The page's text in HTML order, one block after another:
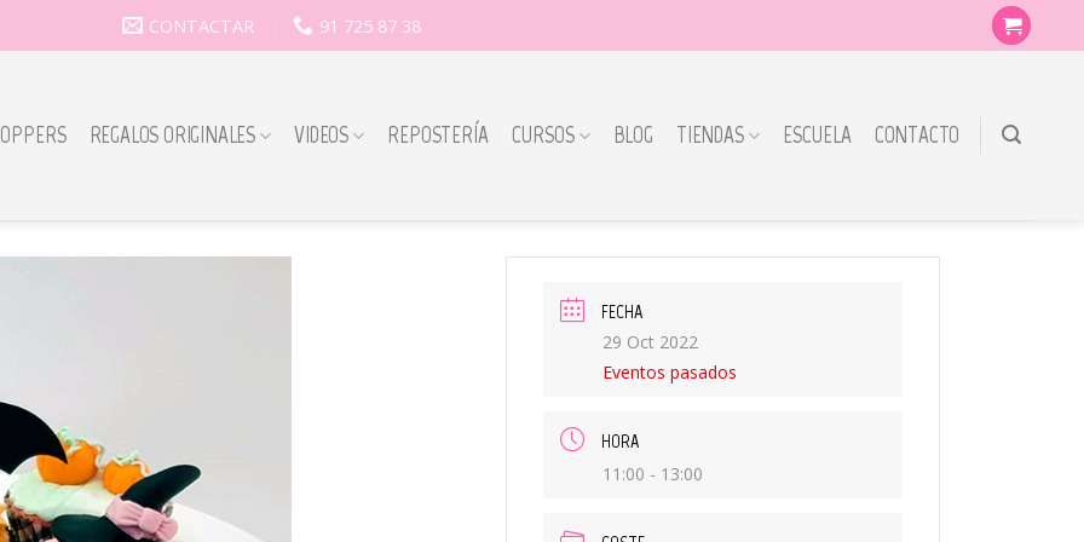
CONTACTAR 91 725 87 38
REGALOS ORIGINALES VIDEOS REPOSTERÍA CURSOS BLOG TIENDAS ESCUELA CONTACTO
FECHA
29 Oct 2022
Eventos pasados
HORA
11:00 - 13:00